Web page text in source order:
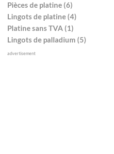
Pièces de platine (6)
Lingots de platine (4)
Platine sans TVA (1)
Lingots de palladium (5)
advertisement